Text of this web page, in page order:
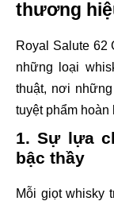
thương
Royal Salute 62
những loại
thuật, nơi
tuyệt phẩm hoàn
1. Sự lựa
bậc thầy
Mỗi giọt whisky